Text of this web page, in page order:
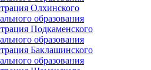
Олхинского
образования
Подкаменского
образования
Баклашинского
образования